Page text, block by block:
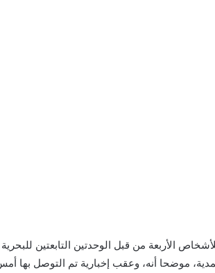
الأربعة من قبل الوحدتين التابعتين للبحرية
موضحا أنه، وعقب إخبارية تم التوصل بها أمس